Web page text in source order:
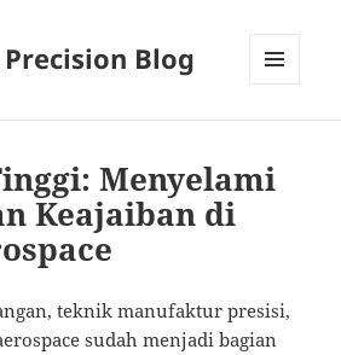
Blog
Menyelami
Keajaiban di
teknik manufaktur presisi,
sudah menjadi bagian